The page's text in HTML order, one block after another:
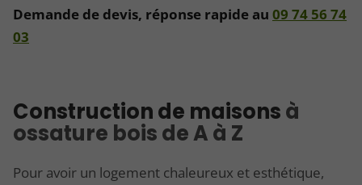
Demande de devis, réponse rapide au 09 74 56 74
03
Construction de maisons à
ossature bois de A à Z
Pour avoir un logement chaleureux et esthétique,